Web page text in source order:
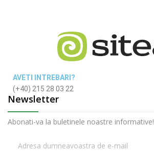
AVETI INTREBARI?
(+40) 215 28 03 22
Newsletter
Abonati-va la buletinele noastre informative!